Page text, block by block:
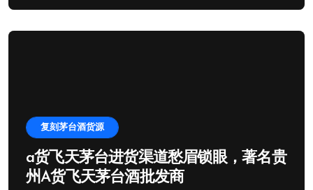
复刻茅台酒货源
a货飞天茅台进货渠道愁眉锁眼，著名贵
州A货飞天茅台酒批发商